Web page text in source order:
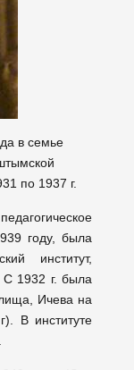
в семье
по 1937 г.
году, была
институт,
С 1932 г. была
Ичева на
В институте